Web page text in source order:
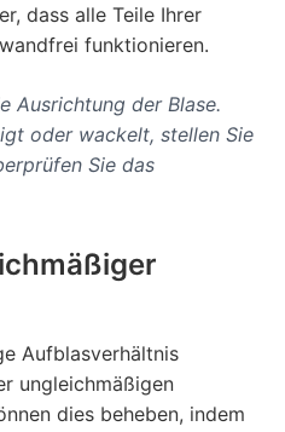
dass alle Teile Ihrer
funktionieren.
Ausrichtung der Blase.
oder wackelt, stellen Sie
Sie das
Aufblasverhältnis
ungleichmäßigen
dies beheben, indem